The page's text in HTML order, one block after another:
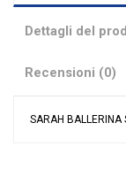
Dettagli del
Recensioni (0)
SARAH